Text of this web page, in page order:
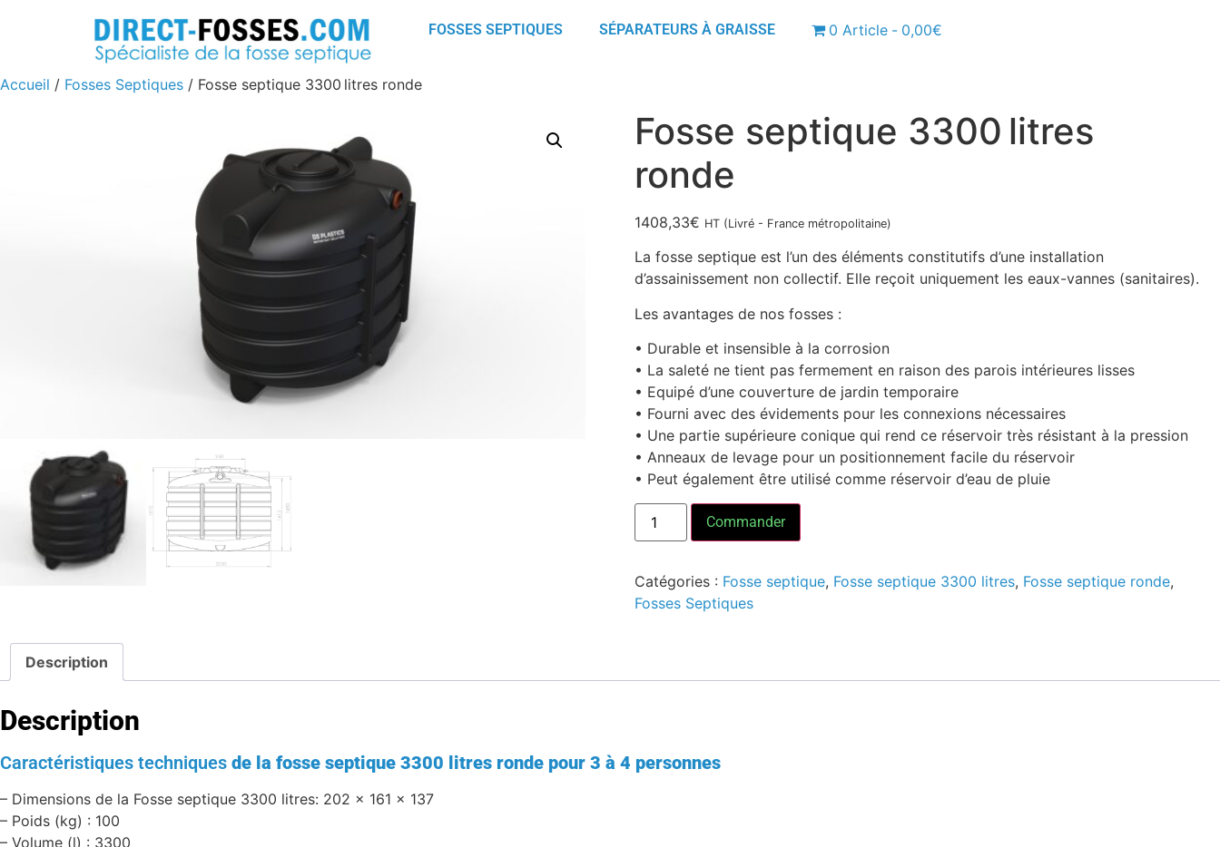
FOSSES SEPTIQUES SÉPARATEURS À GRAISSE 0 Article 0,00€
Accueil / Fosses Septiques / Fosse septique 3300 litres ronde
Fosse septique 3300 litres
ronde
1408,33€ HT (Livré - France métropolitaine)
La fosse septique est l’un des éléments constitutifs d’une installation
d’assainissement non collectif. Elle reçoit uniquement les eaux-vannes (sanitaires).
Les avantages de nos fosses :
• Durable et insensible à la corrosion
• La saleté ne tient pas fermement en raison des parois intérieures lisses
• Equipé d’une couverture de jardin temporaire
• Fourni avec des évidements pour les connexions nécessaires
• Une partie supérieure conique qui rend ce réservoir très résistant à la pression
• Anneaux de levage pour un positionnement facile du réservoir
• Peut également être utilisé comme réservoir d’eau de pluie
Commander
Catégories : Fosse septique, Fosse septique 3300 litres, Fosse septique ronde,
Fosses Septiques
Description
Description
Caractéristiques techniques de la fosse septique 3300 litres ronde pour 3 à 4 personnes
– Dimensions de la Fosse septique 3300 litres: 202 x 161 x 137
– Poids (kg) : 100
– Volume (l) : 3300